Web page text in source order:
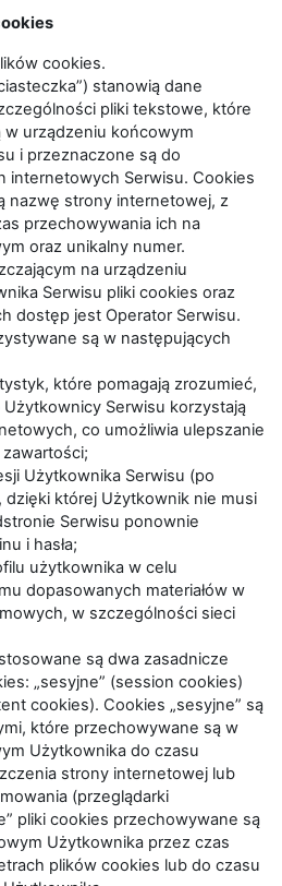
cookies.
stanowią dane
pliki tekstowe, które
urządzeniu końcowym
i przeznaczone są do
internetowych Serwisu. Cookies
nazwę strony internetowej, z
przechowywania ich na
oraz unikalny numer.
na urządzeniu
Serwisu pliki cookies oraz
dostęp jest Operator Serwisu.
są w następujących
które pomagają zrozumieć,
Serwisu korzystają
co umożliwia ulepszanie
Użytkownika Serwisu (po
dzięki której Użytkownik nie musi
Serwisu ponownie
i hasła;
użytkownika w celu
dopasowanych materiałów w
w szczególności sieci
są dwa zasadnicze
„sesyjne” (session cookies)
cookies). Cookies „sesyjne” są
które przechowywane są w
Użytkownika do czasu
strony internetowej lub
(przeglądarki
pliki cookies przechowywane są
Użytkownika przez czas
plików cookies lub do czasu